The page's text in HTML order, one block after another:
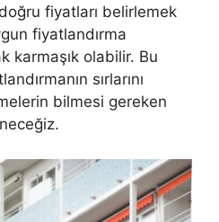
fiyatları belirlemek
fiyatlandırma
karmaşık olabilir. Bu
sırlarını
bilmesi gereken